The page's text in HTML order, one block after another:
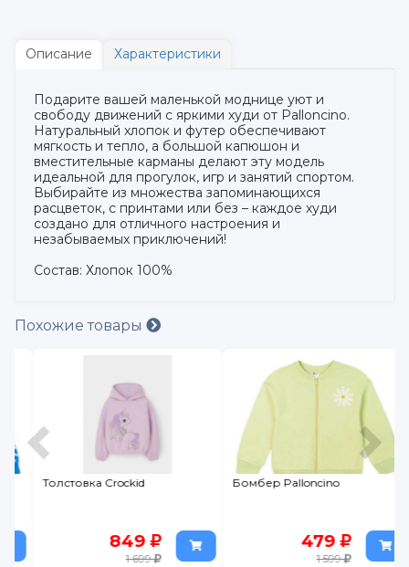
Описание Характеристики
Подарите вашей маленькой моднице уют и
свободу движений с яркими худи от Palloncino.
Натуральный хлопок и футер обеспечивают
мягкость и тепло, а большой капюшон и
вместительные карманы делают эту модель
идеальной для прогулок, игр и занятий спортом.
Выбирайте из множества запоминающихся
расцветок, с принтами или без – каждое худи
создано для отличного настроения и
незабываемых приключений!
Состав: Хлопок 100%
Похожие товары
Толстовка Crockid
849
1 699
Бомбер Palloncino
479
1 599